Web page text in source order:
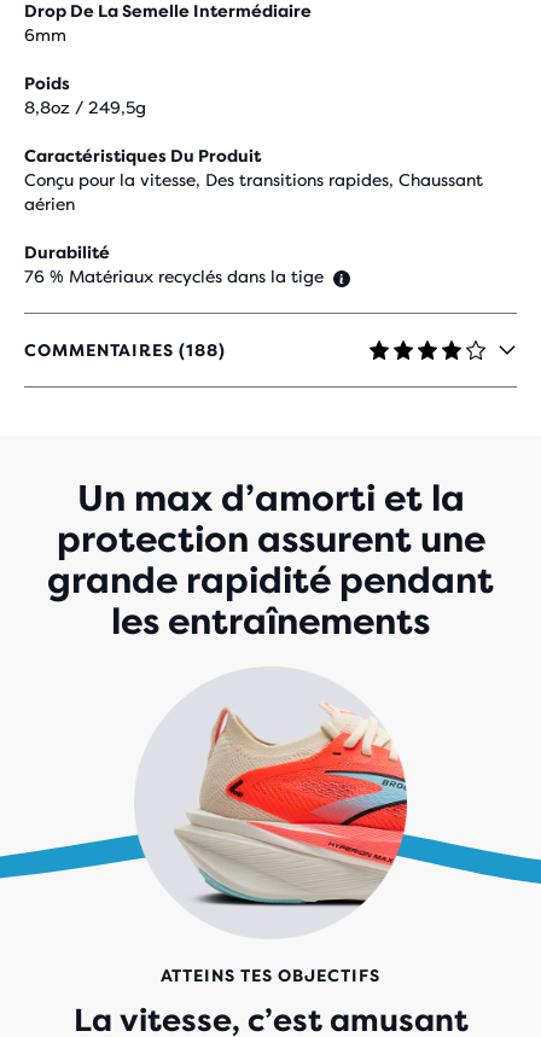
Drop De La Semelle Intermédiaire
6mm
Poids
8,8oz / 249,5g
Caractéristiques Du Produit
Conçu pour la vitesse, Des transitions rapides, Chaussant
aérien
Durabilité
76 % Matériaux recyclés dans la tige
COMMENTAIRES (188)
4,2
SUR
Un max d’amorti et la
protection assurent une
grande rapidité pendant
les entraînements
ATTEINS TES OBJECTIFS
La vitesse, c’est amusant